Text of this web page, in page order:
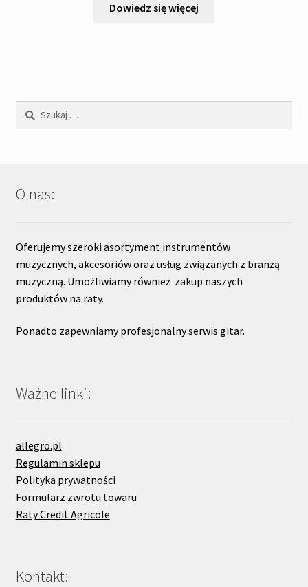
Dowiedz się więcej
Szukaj:
O nas:
Oferujemy szeroki asortyment instrumentów
muzycznych, akcesoriów oraz usług związanych z branżą
muzyczną. Umożliwiamy również zakup naszych
produktów na raty.
Ponadto zapewniamy profesjonalny serwis gitar.
Ważne linki:
allegro.pl
Regulamin sklepu
Polityka prywatności
Formularz zwrotu towaru
Raty Credit Agricole
Kontakt: